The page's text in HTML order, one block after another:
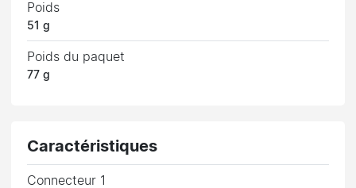
Poids
51 g
Poids du paquet
77 g
Caractéristiques
Connecteur 1